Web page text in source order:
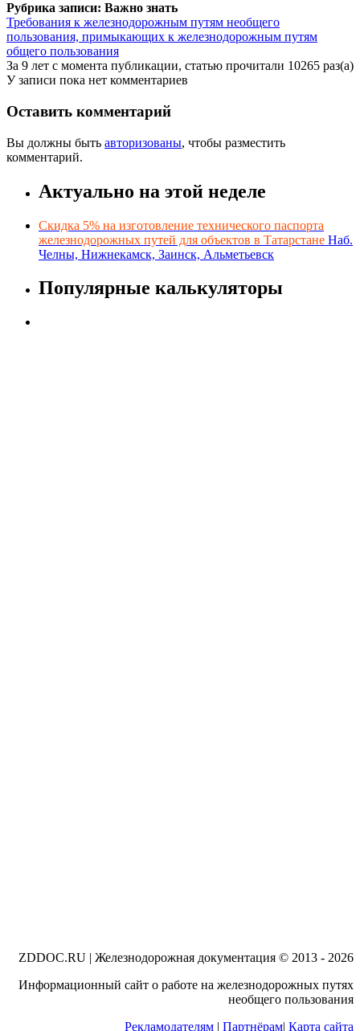
Рубрика записи: Важно знать
Требования к железнодорожным путям необщего
пользования, примыкающих к железнодорожным путям
общего пользования
За 9 лет с момента публикации, статью прочитали 10265 раз(а)
У записи пока нет комментариев
Оставить комментарий
Вы должны быть авторизованы, чтобы разместить
комментарий.
Актуально на этой неделе
Скидка 5% на изготовление технического паспорта
железнодорожных путей для объектов в Татарстане Наб.
Челны, Нижнекамск, Заинск, Альметьевск
Популярные калькуляторы
ZDDOC.RU | Железнодорожная документация © 2013 - 2026
Информационный сайт о работе на железнодорожных путях
необщего пользования
Рекламодателям | Партнёрам| Карта сайта